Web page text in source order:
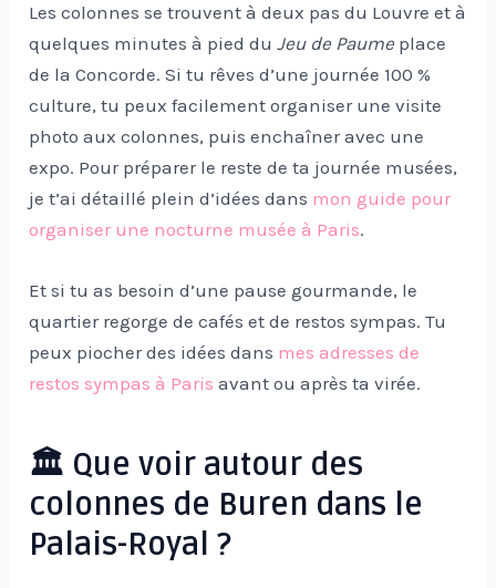
Les colonnes se trouvent à deux pas du Louvre et à
quelques minutes à pied duJeu de Paume place
de la Concorde. Si tu rêves d’une journée 100 %
culture, tu peux facilement organiser une visite
photo aux colonnes, puis enchaîner avec une
expo. Pour préparer le reste de ta journée musées,
je t’ai détaillé plein d’idées dans mon guide pour
organiser une nocturne musée à Paris.
Et si tu as besoin d’une pause gourmande, le
quartier regorge de cafés et de restos sympas. Tu
peux piocher des idées dans mes adresses de
restos sympas à Paris avant ou après ta virée.
🏛 Que voir autour des
colonnes de Buren dans le
Palais-Royal ?